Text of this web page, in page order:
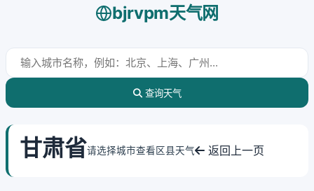
bjrvpm天气网
查询天气
甘肃省请选择城市查看区县天气 返回上一页